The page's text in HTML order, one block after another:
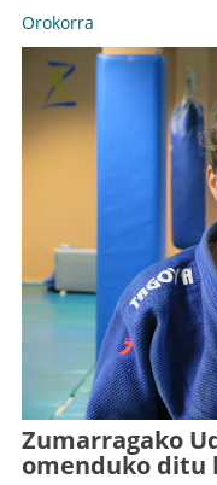
Orokorra
Zumarragako
omenduko ditu